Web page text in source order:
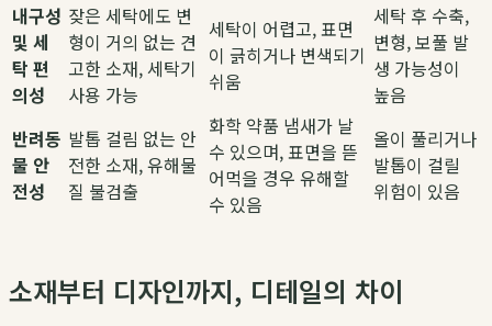
내구성
및 세
탁 편
의성
잦은 세탁에도 변
형이 거의 없는 견
고한 소재, 세탁기
사용 가능
세탁이 어렵고, 표면
이 긁히거나 변색되기
쉬움
세탁 후 수축,
변형, 보풀 발
생 가능성이
높음
반려동
물 안
전성
발톱 걸림 없는 안
전한 소재, 유해물
질 불검출
화학 약품 냄새가 날
수 있으며, 표면을 뜯
어먹을 경우 유해할
수 있음
올이 풀리거나
발톱이 걸릴
위험이 있음
소재부터 디자인까지, 디테일의 차이